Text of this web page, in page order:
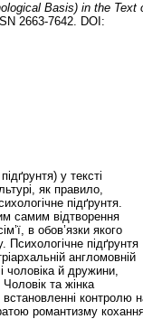
Basis) in the Text
2663-7642. DOI:
у тексті
як правило,
підґрунтя.
самим відтворення
в обов’язки якого
підґрунтя
англомовній
чоловіка й дружини,
та жінка
контролю
романтизму